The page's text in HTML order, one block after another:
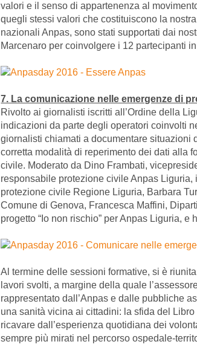
valori e il senso di appartenenza al
quegli stessi valori che costituiscono la
nazionali Anpas, sono stati supportati dai
Marcenaro per coinvolgere i 12 partecipanti
7. La comunicazione nelle emergenze di
Rivolto ai giornalisti iscritti all’Ordine della
indicazioni da parte degli operatori coinvolti
giornalisti chiamati a documentare situazioni
corretta modalità di reperimento dei dati alla
civile. Moderato da Dino Frambati,
responsabile protezione civile Anpas
protezione civile Regione Liguria, Barbara
Comune di Genova, Francesca Maffini,
progetto “Io non rischio” per Anpas Liguria,
Al termine delle sessioni formative, si è
lavori svolti, a margine della quale
rappresentato dall’Anpas e dalle pubbliche
una sanità vicina ai cittadini: la sfida del
ricavare dall’esperienza quotidiana dei
sempre più mirati nel percorso ospedale-